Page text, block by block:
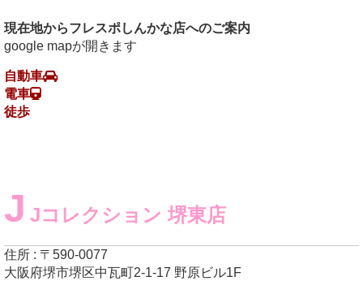
現在地からフレスポしんかな店へのご案内
google mapが開きます
自動車
電車
徒歩
J Jコレクション 堺東店
住所 : 〒590-0077
大阪府堺市堺区中瓦町2-1-17 野原ビル1F